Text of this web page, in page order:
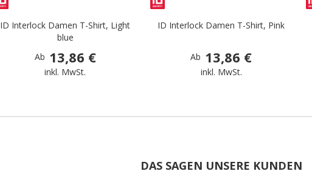
ID Interlock Damen T-Shirt, Light
blue
Ab 13,86 €
inkl. MwSt.
ID Interlock Damen T-Shirt, Pink
Ab 13,86 €
inkl. MwSt.
DAS SAGEN UNSERE KUNDEN